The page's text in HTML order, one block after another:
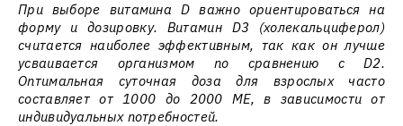
При выборе витамина D важно ориентироваться на
форму и дозировку. Витамин D3 (холекальциферол)
считается наиболее эффективным, так как он лучше
усваивается организмом по сравнению с D2.
Оптимальная суточная доза для взрослых часто
составляет от 1000 до 2000 МЕ, в зависимости от
индивидуальных потребностей.